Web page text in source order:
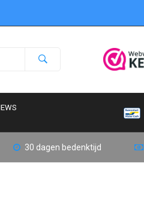
30 dagen bedenktijd